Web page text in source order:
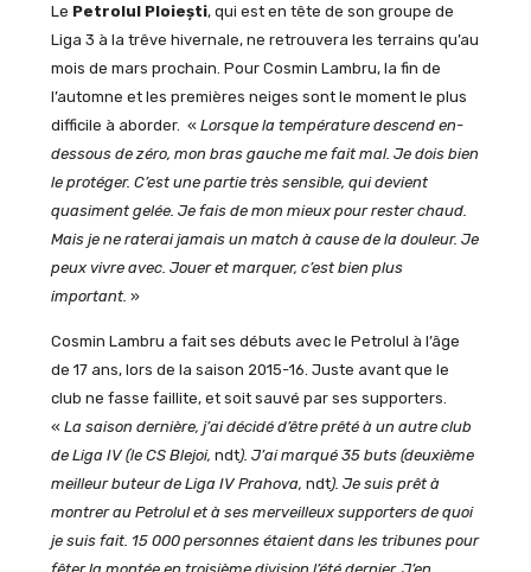
Le Petrolul Ploiești, qui est en tête de son groupe de
Liga 3 à la trêve hivernale, ne retrouvera les terrains qu’au
mois de mars prochain. Pour Cosmin Lambru, la fin de
l’automne et les premières neiges sont le moment le plus
difficile à aborder. « Lorsque la température descend en-
dessous de zéro, mon bras gauche me fait mal. Je dois bien
le protéger. C’est une partie très sensible, qui devient
quasiment gelée. Je fais de mon mieux pour rester chaud.
Mais je ne raterai jamais un match à cause de la douleur. Je
peux vivre avec. Jouer et marquer, c’est bien plus
important. »
Cosmin Lambru a fait ses débuts avec le Petrolul à l’âge
de 17 ans, lors de la saison 2015-16. Juste avant que le
club ne fasse faillite, et soit sauvé par ses supporters.
« La saison dernière, j’ai décidé d’être prêté à un autre club
de Liga IV (le CS Blejoi, ndt). J’ai marqué 35 buts (deuxième
meilleur buteur de Liga IV Prahova, ndt). Je suis prêt à
montrer au Petrolul et à ses merveilleux supporters de quoi
je suis fait. 15 000 personnes étaient dans les tribunes pour